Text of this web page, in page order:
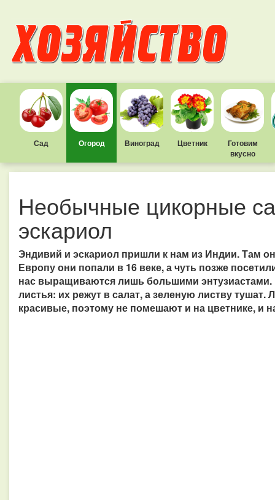
Сад Огород Виноград Цветник
Готовим
вкусно
Необычные цикорные
эскариол
Эндивий и эскариол пришли к нам из Индии. Там
Европу они попали в 16 веке, а чуть позже
нас выращиваются лишь большими энтузиастами.
листья: их режут в салат, а зеленую листву тушат.
красивые, поэтому не помешают и на цветнике, и